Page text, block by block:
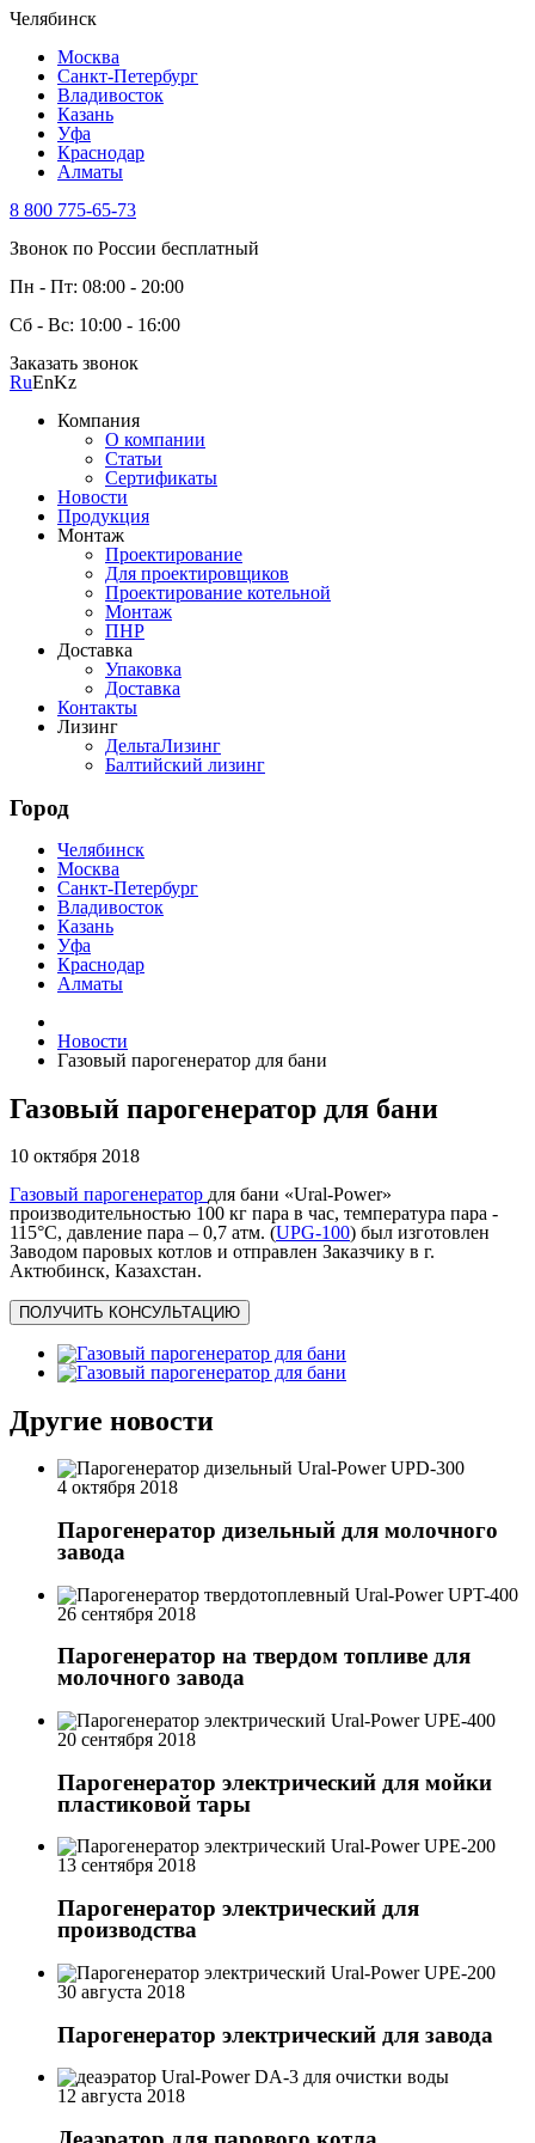
Челябинск
Москва
Санкт-Петербург
Владивосток
Казань
Уфа
Краснодар
Алматы
8 800 775-65-73
Звонок по России бесплатный
Пн - Пт: 08:00 - 20:00
Сб - Вс: 10:00 - 16:00
Заказать звонок
RuEnKz
Компания
О компании
Статьи
Сертификаты
Новости
Продукция
Монтаж
Проектирование
Для проектировщиков
Проектирование котельной
Монтаж
ПНР
Доставка
Упаковка
Доставка
Контакты
Лизинг
ДельтаЛизинг
Балтийский лизинг
Город
Челябинск
Москва
Санкт-Петербург
Владивосток
Казань
Уфа
Краснодар
Алматы
Новости
Газовый парогенератор для бани
Газовый парогенератор для бани
10 октября 2018
Газовый парогенератор для бани «Ural-Power»
производительностью 100 кг пара в час, температура пара -
115°C, давление пара – 0,7 атм. (UPG-100) был изготовлен
Заводом паровых котлов и отправлен Заказчику в г.
Актюбинск, Казахстан.
ПОЛУЧИТЬ КОНСУЛЬТАЦИЮ
Другие новости
4 октября 2018
Парогенератор дизельный для молочного
завода
26 сентября 2018
Парогенератор на твердом топливе для
молочного завода
20 сентября 2018
Парогенератор электрический для мойки
пластиковой тары
13 сентября 2018
Парогенератор электрический для
производства
30 августа 2018
Парогенератор электрический для завода
12 августа 2018